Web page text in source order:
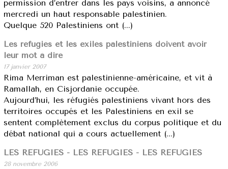
permission d’entrer dans les pays voisins, a annoncé
mercredi un haut responsable palestinien.
Quelque 520 Palestiniens ont (...)
Les réfugiés et les exilés palestiniens doivent avoir
leur mot à dire
17 janvier 2007
Rima Merriman est palestinienne-américaine, et vit à
Ramallah, en Cisjordanie occupée.
Aujourd’hui, les réfugiés palestiniens vivant hors des
territoires occupés et les Palestiniens en exil se
sentent complètement exclus du corpus politique et du
débat national qui a cours actuellement (...)
LES REFUGIES - LES REFUGIES - LES REFUGIES
28 novembre 2006